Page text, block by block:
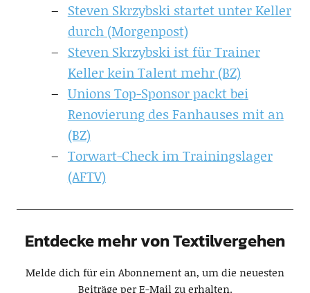
Steven Skrzybski startet unter Keller
durch (Morgenpost)
Steven Skrzybski ist für Trainer
Keller kein Talent mehr (BZ)
Unions Top-Sponsor packt bei
Renovierung des Fanhauses mit an
(BZ)
Torwart-Check im Trainingslager
(AFTV)
Entdecke mehr von Textilvergehen
Melde dich für ein Abonnement an, um die neuesten
Beiträge per E-Mail zu erhalten.